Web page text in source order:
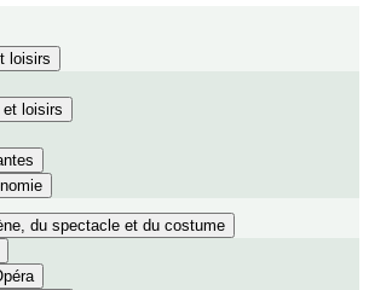
loisirs
loisirs
du spectacle et du costume